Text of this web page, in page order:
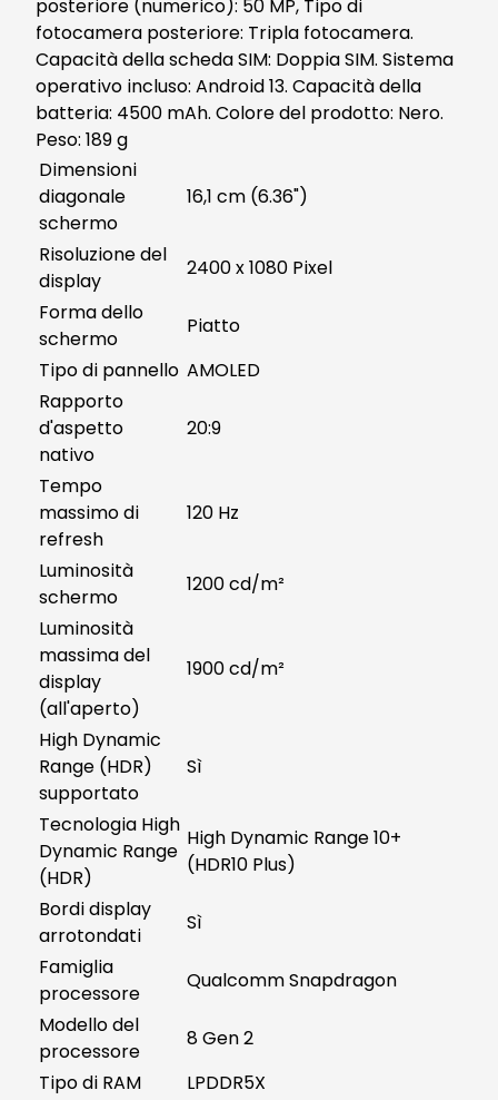
posteriore (numerico): 50 MP, Tipo di
fotocamera posteriore: Tripla fotocamera.
Capacità della scheda SIM: Doppia SIM. Sistema
operativo incluso: Android 13. Capacità della
batteria: 4500 mAh. Colore del prodotto: Nero.
Peso: 189 g
Dimensioni
diagonale
schermo
16,1 cm (6.36")
Risoluzione del
display
2400 x 1080 Pixel
Forma dello
schermo
Piatto
Tipo di pannello AMOLED
Rapporto
d'aspetto
nativo
20:9
Tempo
massimo di
refresh
120 Hz
Luminosità
schermo
1200 cd/m²
Luminosità
massima del
display
(all'aperto)
1900 cd/m²
High Dynamic
Range (HDR)
supportato
Sì
Tecnologia High
Dynamic Range
(HDR)
High Dynamic Range 10+
(HDR10 Plus)
Bordi display
arrotondati
Sì
Famiglia
processore
Qualcomm Snapdragon
Modello del
processore
8 Gen 2
Tipo di RAM
LPDDR5X